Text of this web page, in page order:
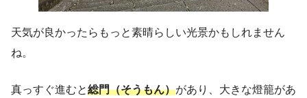
天気が良かったらもっと素晴らしい光景かもしれません
ね。
真っすぐ進むと総門（そうもん）があり、大きな燈籠があ